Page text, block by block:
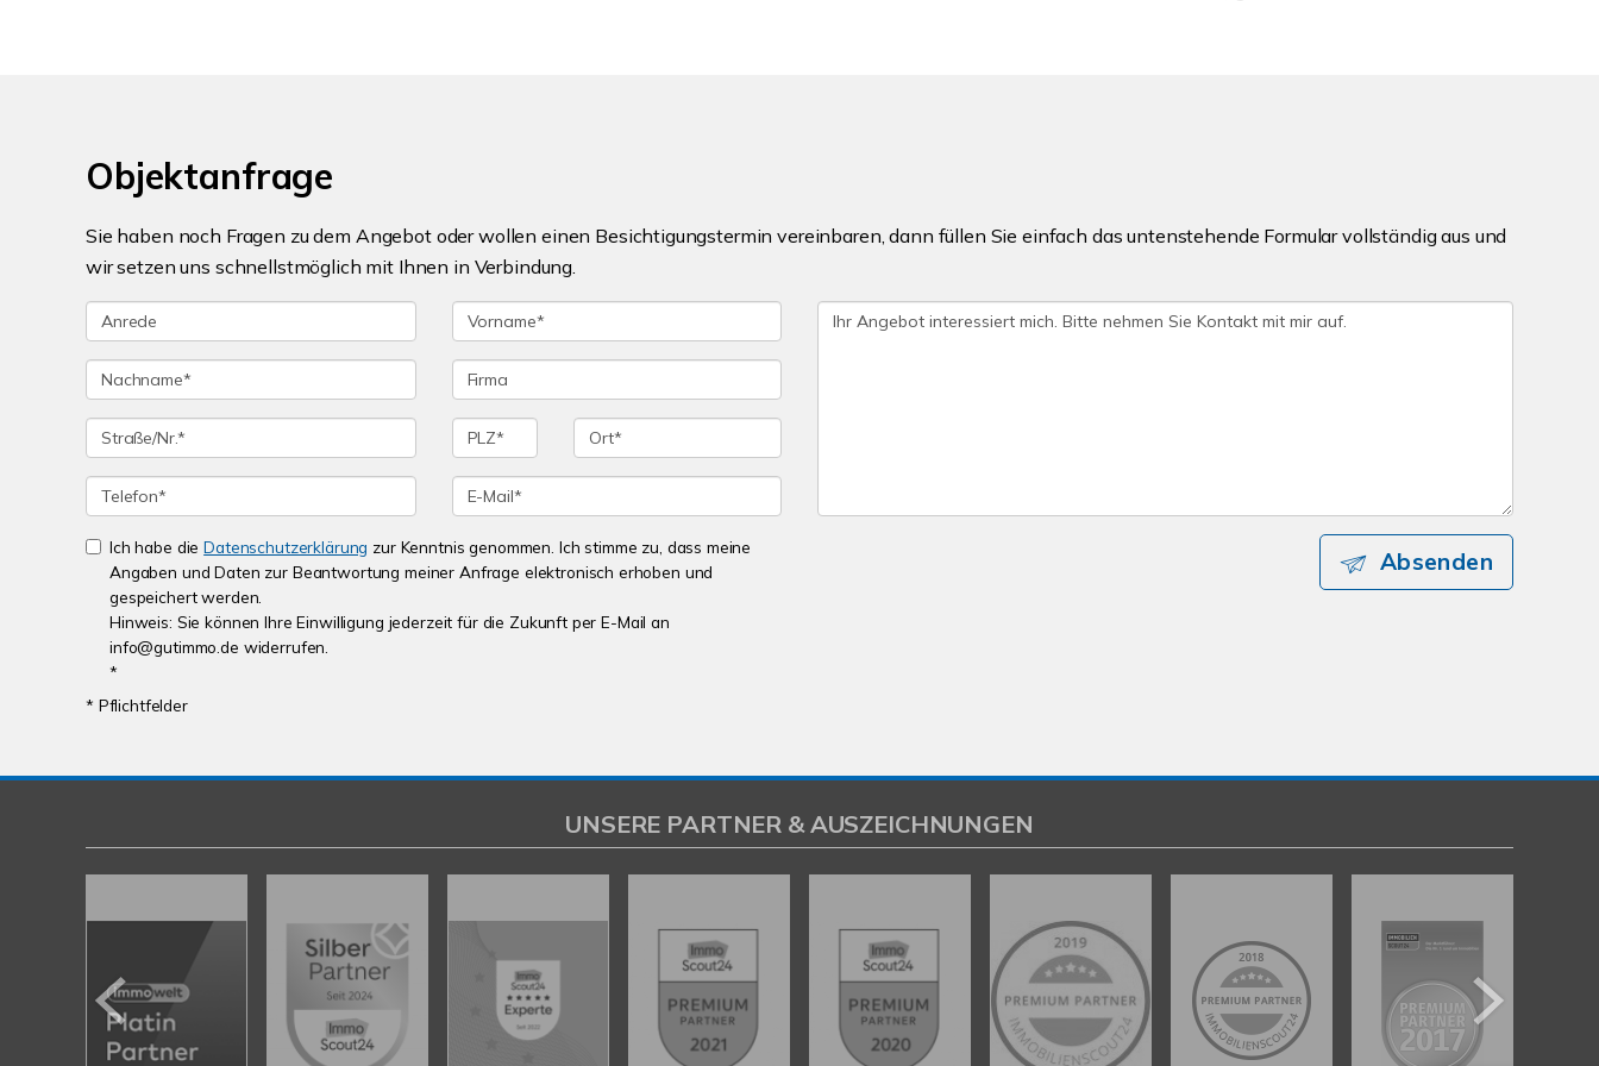
Objektanfrage
Sie haben noch Fragen zu dem Angebot oder wollen einen Besichtigungstermin vereinbaren, dann füllen Sie einfach das untenstehende Formular vollständig aus und
wir setzen uns schnellstmöglich mit Ihnen in Verbindung.
Ich habe dieDatenschutzerklärung zur Kenntnis genommen. Ich stimme zu, dass meine
Angaben und Daten zur Beantwortung meiner Anfrage elektronisch erhoben und
gespeichert werden.
Hinweis: Sie können Ihre Einwilligung jederzeit für die Zukunft per E-Mail an
info@gutimmo.de widerrufen.
*
* Pflichtfelder
Absenden
UNSERE PARTNER & AUSZEICHNUNGEN
Empfehlungen auf
ProvenExpert.com
SEHR GUT
5,00